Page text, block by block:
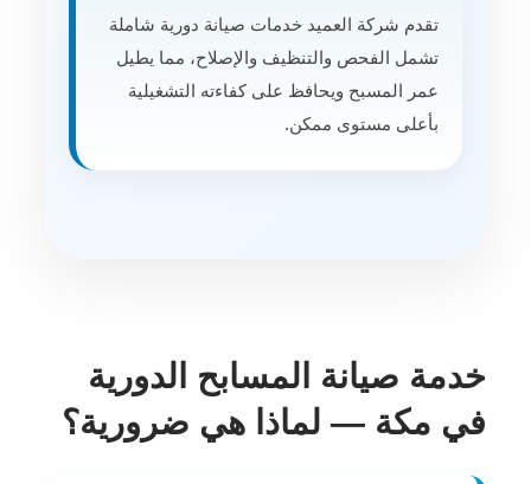
تقدم شركة العميد خدمات صيانة دورية شاملة
تشمل الفحص والتنظيف والإصلاح، مما يطيل
عمر المسبح ويحافظ على كفاءته التشغيلية
بأعلى مستوى ممكن.
خدمة صيانة المسابح الدورية
في مكة — لماذا هي ضرورية؟